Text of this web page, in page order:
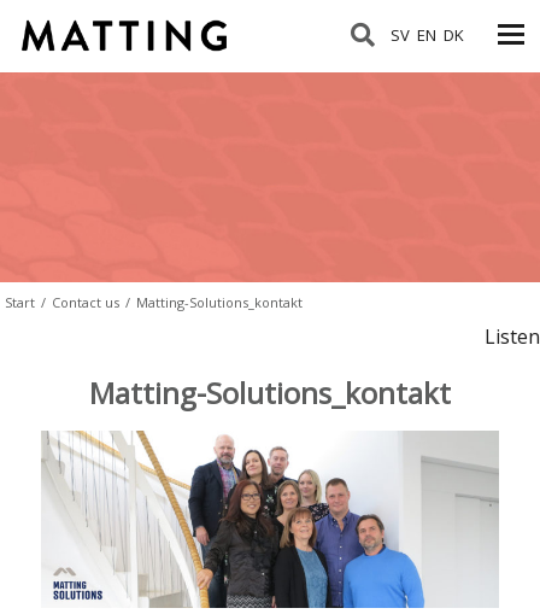
SV EN DK
Start / Contact us / Matting-Solutions_kontakt
Listen
Matting-Solutions_kontakt